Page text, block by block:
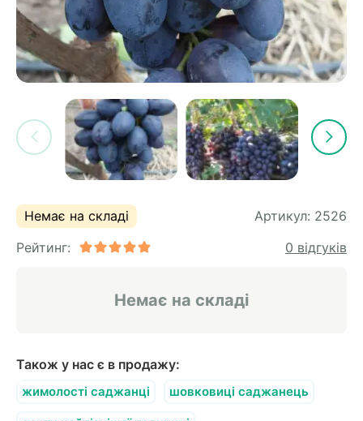
Немає на складі Артикул: 2526
Рейтинг:
0 відгуків
Немає на складі
Також у нас є в продажу:
жимолості саджанці шовковиці саджанець